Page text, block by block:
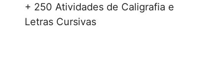
+ 250 Atividades de Caligrafia e
Letras Cursivas